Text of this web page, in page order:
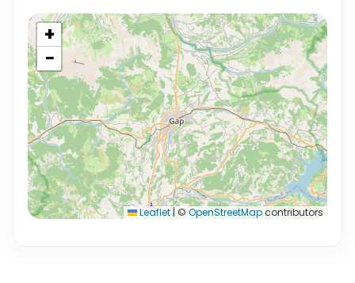
+
−
Leaflet | © OpenStreetMapcontributors